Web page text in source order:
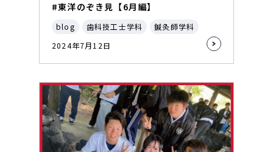
#東洋のぞき見【6月編】
blog 歯科技工士学科
鍼灸師学科
2024年7月12日